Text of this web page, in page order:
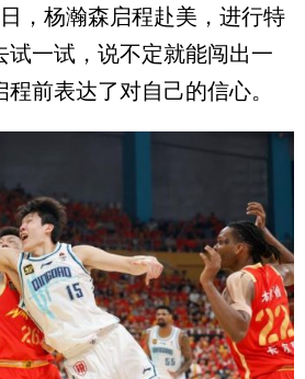
，杨瀚森启程赴美，进行特
试一试，说不定就能闯出一
前表达了对自己的信心。